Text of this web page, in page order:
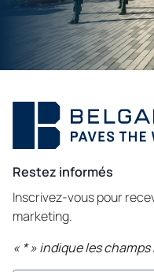
Restez informés
Inscrivez-vous pour
marketing.
« *» indique les champs